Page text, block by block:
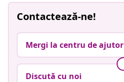
Contactează-ne!
Mergi la centru de ajutor
Discută cu noi